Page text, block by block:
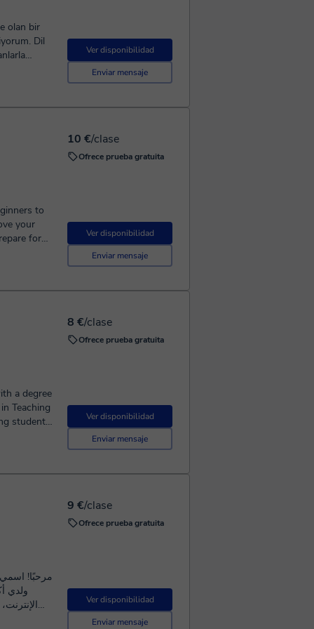
Ver disponibilidad
Enviar mensaje
olan bir
Dil
program
etmek
ve
hayatta
için
10 €/clase
Ofrece prueba gratuita
Ver disponibilidad
Enviar mensaje
to
your
for
needs.
8 €/clase
Ofrece prueba gratuita
Ver disponibilidad
Enviar mensaje
a degree
Teaching
students
a special
and
and
family, or
by step.
9 €/clase
Ofrece prueba gratuita
Ver disponibilidad
Enviar mensaje
مرحبًا!